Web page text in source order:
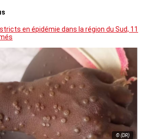
en épidémie dans la région du Sud, 11
© (DR)